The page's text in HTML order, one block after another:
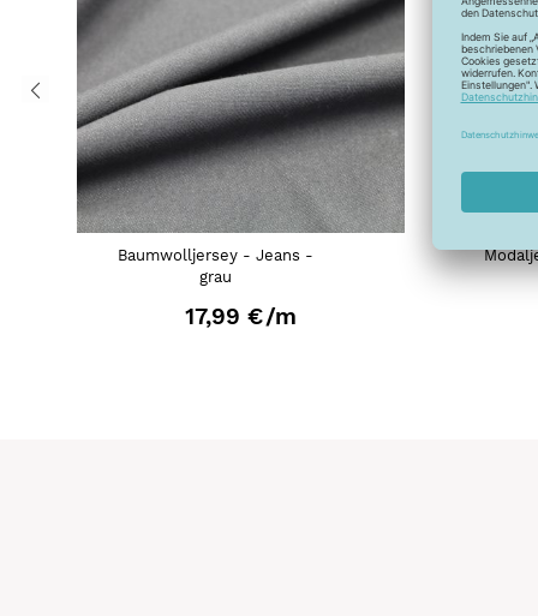
Baumwolljersey - Jeans -
grau
17,99 €/m